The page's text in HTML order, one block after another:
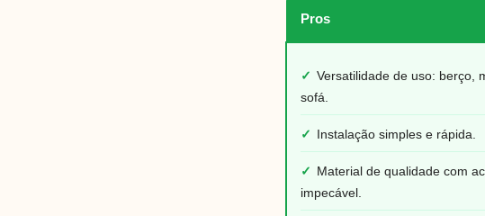
Pros
✓ Versatilidade de uso: berço,
sofá.
✓ Instalação simples e rápida.
✓ Material de qualidade com
impecável.